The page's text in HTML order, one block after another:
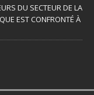
DU SECTEUR DE LA
EST CONFRONTÉ À